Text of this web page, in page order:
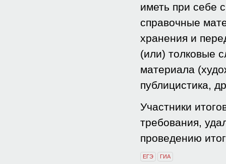
иметь при себе
справочные
хранения и
(или) толковые
материала
публицистика,
Участники
требования,
проведению
ЕГЭ ГИА